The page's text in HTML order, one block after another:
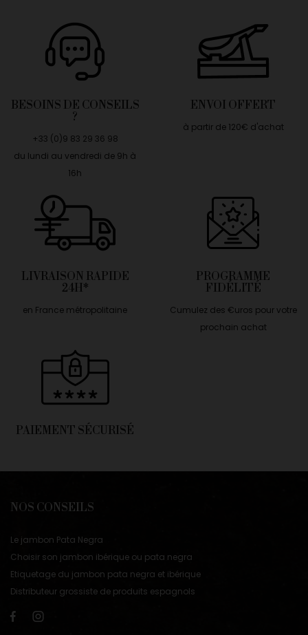
BESOINS DE CONSEILS
?
+33 (0)9 83 29 36 98
du lundi au vendredi de 9h à
16h
ENVOI OFFERT
à partir de 120€ d'achat
LIVRAISON RAPIDE
24H*
en France métropolitaine
PROGRAMME
FIDÉLITÉ
Cumulez des €uros pour votre
prochain achat
PAIEMENT SÉCURISÉ
NOS CONSEILS
Le jambon Pata Negra
Choisir son jambon ibérique ou pata negra
Etiquetage du jambon pata negra et ibérique
Distributeur grossiste de produits espagnols